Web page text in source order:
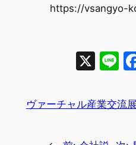
https://vsangyo-
X
ヴァーチャル産業交流